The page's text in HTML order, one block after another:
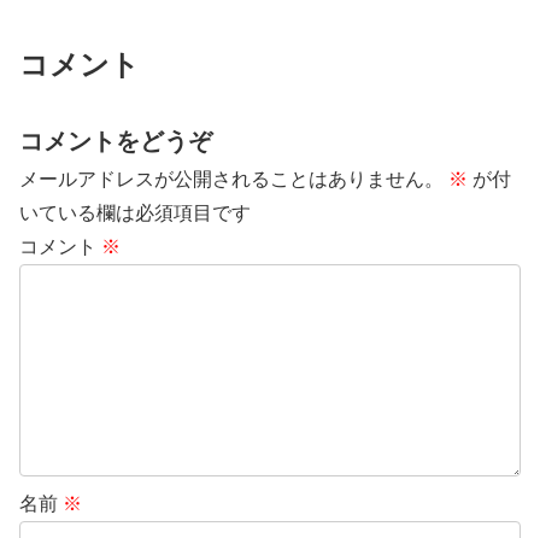
コメント
コメントをどうぞ
メールアドレスが公開されることはありません。 ※ が付
いている欄は必須項目です
コメント ※
名前 ※